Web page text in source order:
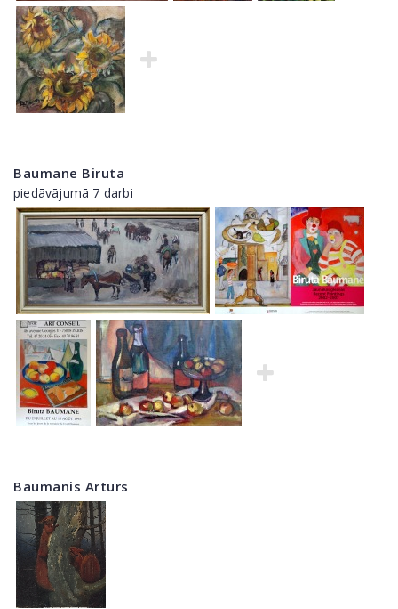
Baumane Biruta
piedāvājumā 7 darbi
Baumanis Arturs